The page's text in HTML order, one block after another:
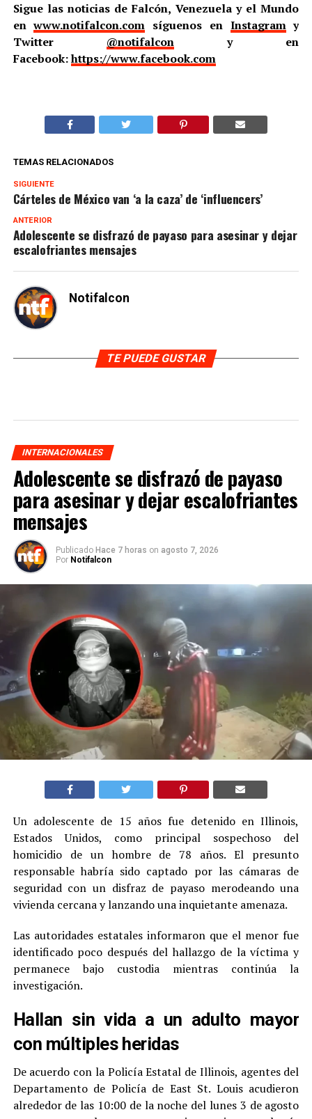
Sigue las noticias de Falcón, Venezuela y el Mundo
enwww.notifalcon.com síguenos en Instagramy
Twitter @notifalcony en
Facebook:https://www.facebook.com
TEMAS RELACIONADOS
SIGUIENTE
Cárteles de México van ‘a la caza’ de ‘influencers’
ANTERIOR
Adolescente se disfrazó de payaso para asesinar y dejar
escalofriantes mensajes
Notifalcon
TE PUEDE GUSTAR
INTERNACIONALES
Adolescente se disfrazó de payaso
para asesinar y dejar escalofriantes
mensajes
Publicado Hace 7 horas on agosto 7, 2026
Por Notifalcon
Un adolescente de 15 años fue detenido en Illinois,
Estados Unidos, como principal sospechoso del
homicidio de un hombre de 78 años. El presunto
responsable habría sido captado por las cámaras de
seguridad con un disfraz de payaso merodeando una
vivienda cercana y lanzando una inquietante amenaza.
Las autoridades estatales informaron que el menor fue
identificado poco después del hallazgo de la víctima y
permanece bajo custodia mientras continúa la
investigación.
Hallan sin vida a un adulto mayor
con múltiples heridas
De acuerdo con la Policía Estatal de Illinois, agentes del
Departamento de Policía de East St. Louis acudieron
alrededor de las 10:00 de la noche del lunes 3 de agosto